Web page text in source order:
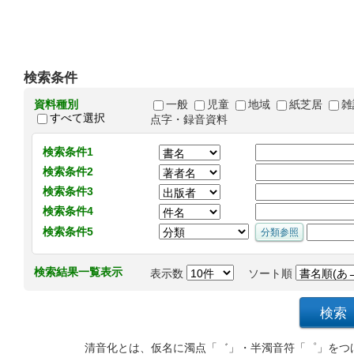
検索条件
資料種別
すべて選択
一般 児童 地域 紙芝居
点字・録音資料
検索条件1
検索条件2
検索条件3
検索条件4
検索条件5
検索結果一覧表示 表示数 ソート順
清音化とは、仮名に濁点「゛」・半濁音符「゜」を